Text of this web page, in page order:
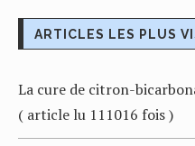
ARTICLES LES PLUS
La cure de citron-
( article lu 111016 fois )